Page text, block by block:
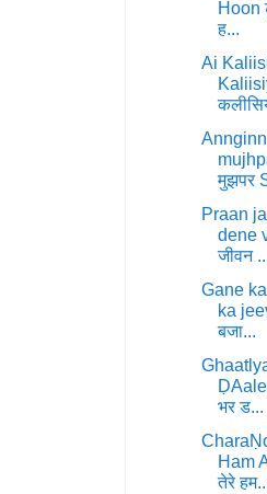
Hoon
ह...
Ai
मुझपर
Praan
dene
जीवन
Gane
ka
बजा...
भर ड...
Ham
तेरे